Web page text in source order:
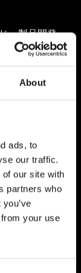
About
ads, to
our traffic.
our site with
partners who
your use
、製品開発
々切磋琢磨
く理念で